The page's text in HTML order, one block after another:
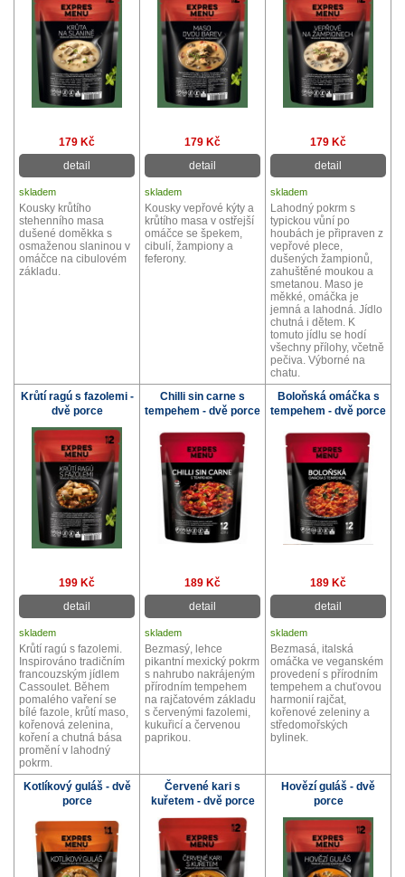
179 Kč
detail
179 Kč
detail
179 Kč
detail
skladem skladem skladem
Kousky krůtího
stehenního masa
dušené doměkka s
osmaženou slaninou v
omáčce na cibulovém
základu.
Kousky vepřové kýty a
krůtího masa v ostřejší
omáčce se špekem,
cibulí, žampiony a
feferony.
Lahodný pokrm s
typickou vůní po
houbách je připraven z
vepřové plece,
dušených žampionů,
zahuštěné moukou a
smetanou. Maso je
měkké, omáčka je
jemná a lahodná. Jídlo
chutná i dětem. K
tomuto jídlu se hodí
všechny přílohy, včetně
pečiva. Výborné na
chatu.
Krůtí ragú s fazolemi -
dvě porce
Chilli sin carne s
tempehem - dvě porce
Boloňská omáčka s
tempehem - dvě porce
199 Kč
detail
189 Kč
detail
189 Kč
detail
skladem skladem skladem
Krůtí ragú s fazolemi.
Inspirováno tradičním
francouzským jídlem
Cassoulet. Během
pomalého vaření se
bílé fazole, krůtí maso,
kořenová zelenina,
koření a chutná bása
promění v lahodný
pokrm.
Bezmasý, lehce
pikantní mexický pokrm
s nahrubo nakrájeným
přírodním tempehem
na rajčatovém základu
s červenými fazolemi,
kukuřicí a červenou
paprikou.
Bezmasá, italská
omáčka ve veganském
provedení s přírodním
tempehem a chuťovou
harmonií rajčat,
kořenové zeleniny a
středomořských
bylinek.
Kotlíkový guláš - dvě
porce
Červené kari s
kuřetem - dvě porce
Hovězí guláš - dvě
porce